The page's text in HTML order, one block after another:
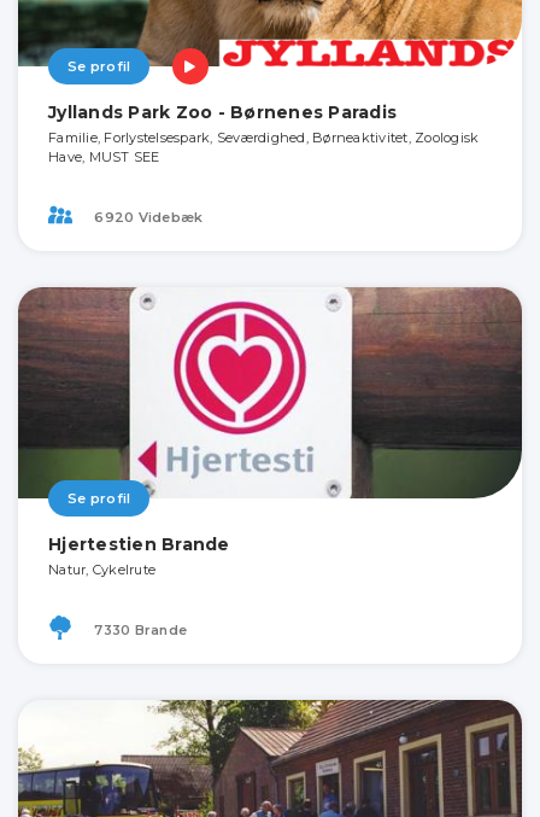
Se profil
Jyllands Park Zoo - Børnenes Paradis
Familie, Forlystelsespark, Seværdighed, Børneaktivitet, Zoologisk
Have, MUST SEE
6920 Videbæk
Se profil
Hjertestien Brande
Natur, Cykelrute
7330 Brande